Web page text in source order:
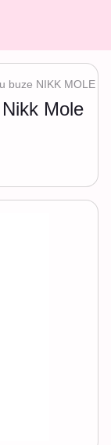
buze NIKK MOLE
Mole